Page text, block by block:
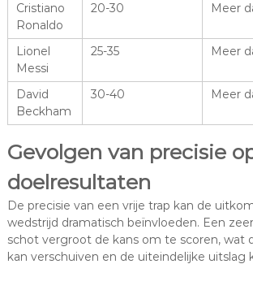
Cristiano
Ronaldo
20-30 Meer
Lionel
Messi
25-35 Meer
David
Beckham
30-40 Meer
Gevolgen van precisie
doelresultaten
De precisie van een vrije trap kan de
wedstrijd dramatisch beïnvloeden. Een
schot vergroot de kans om te scoren, wat
kan verschuiven en de uiteindelijke uitslag